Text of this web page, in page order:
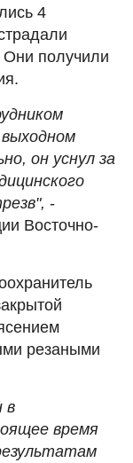
4
Они получили
он уснул за
-
Восточно-
резаными
в
время